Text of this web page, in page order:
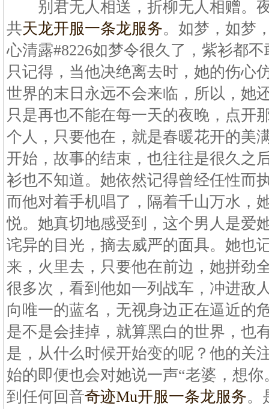
别君无人相送，折柳无人相赠。
共天龙开服一条龙服务。如梦，如梦
心清露#8226如梦令很久了，紫衫都
只记得，当他决绝离去时，她的伤心
世界的末日永远不会来临，所以，她
只是再也不能在每一天的夜晚，点开
个人，只要他在，就是春暖花开的美
开始，故事的结束，也往往是很久之
衫也不知道。她依然记得曾经任性而
而他对着手机唱了，隔着千山万水，
悦。她真切地感受到，这个男人是爱
诧异的目光，摘去威严的面具。她也
来，火里去，只要他在前边，她拼劲
很多次，看到他如一列战车，冲进敌
向唯一的蓝名，无视身边正在逼近的
是不是会挂掉，就算黑白的世界，也
是，从什么时候开始变的呢？他的关
始的即便也会对她说一声“老婆，想
到任何回音奇迹Mu开服一条龙服务。